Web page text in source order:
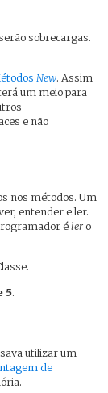
sobrecargas.
New. Assim
um meio para
e não
nos métodos. Um
entender e ler.
é ler o
5.
utilizar um
de